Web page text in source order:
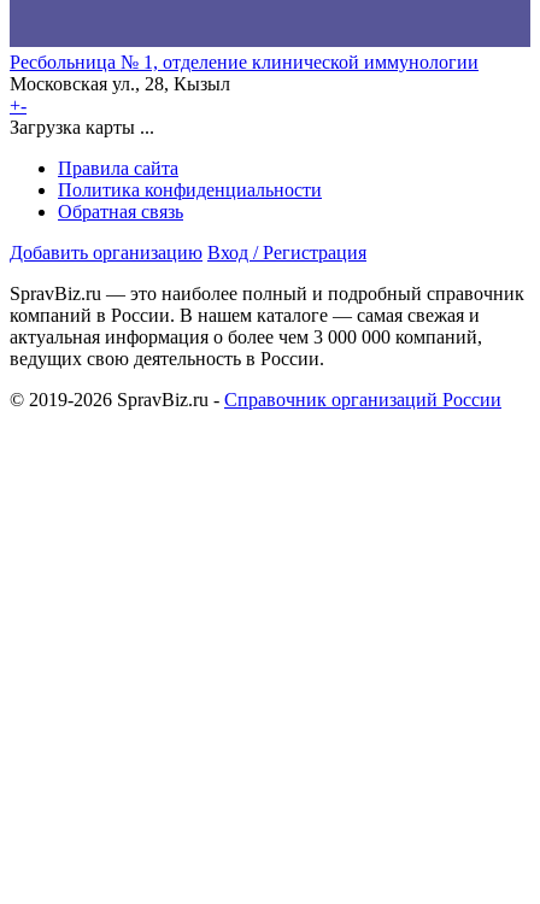
Ресбольница № 1, отделение клинической иммунологии
Московская ул., 28, Кызыл
+-
Загрузка карты ...
Правила сайта
Политика конфиденциальности
Обратная связь
Добавить организацию Вход / Регистрация
SpravBiz.ru — это наиболее полный и подробный справочник
компаний в России. В нашем каталоге — самая свежая и
актуальная информация о более чем 3 000 000 компаний,
ведущих свою деятельность в России.
© 2019-2026 SpravBiz.ru - Справочник организаций России